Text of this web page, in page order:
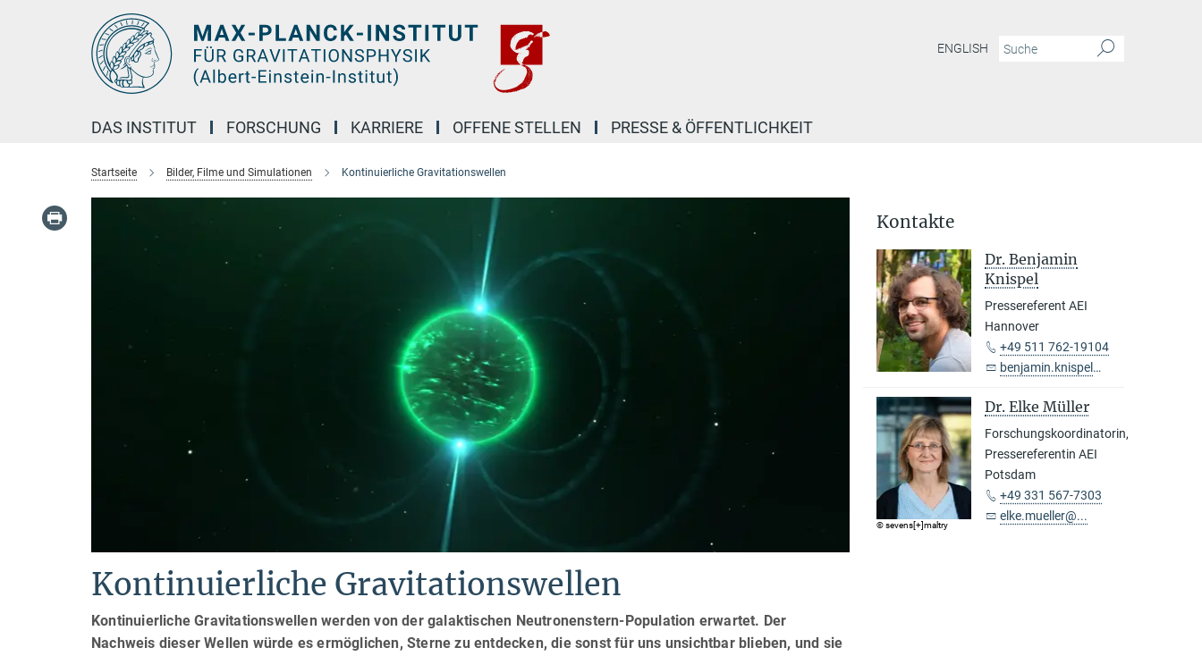
ENGLISH
DAS INSTITUT FORSCHUNG KARRIERE OFFENE STELLEN PRESSE & ÖFFENTLICHKEIT
Startseite Bilder, Filme und Simulationen Kontinuierliche Gravitationswellen
Kontinuierliche Gravitationswellen
Kontinuierliche Gravitationswellen werden von der galaktischen Neutronenstern-Population erwartet. Der
Nachweis dieser Wellen würde es ermöglichen, Sterne zu entdecken, die sonst für uns unsichtbar blieben, und sie
Kontakte
Dr. Benjamin
Knispel
Pressereferent AEI
Hannover
+49 511 762-19104
benjamin.knispel@...
© sevens[+]maltry
Dr. Elke Müller
Forschungskoordinatorin,
Pressereferentin AEI
Potsdam
+49 331 567-7303
elke.mueller@...